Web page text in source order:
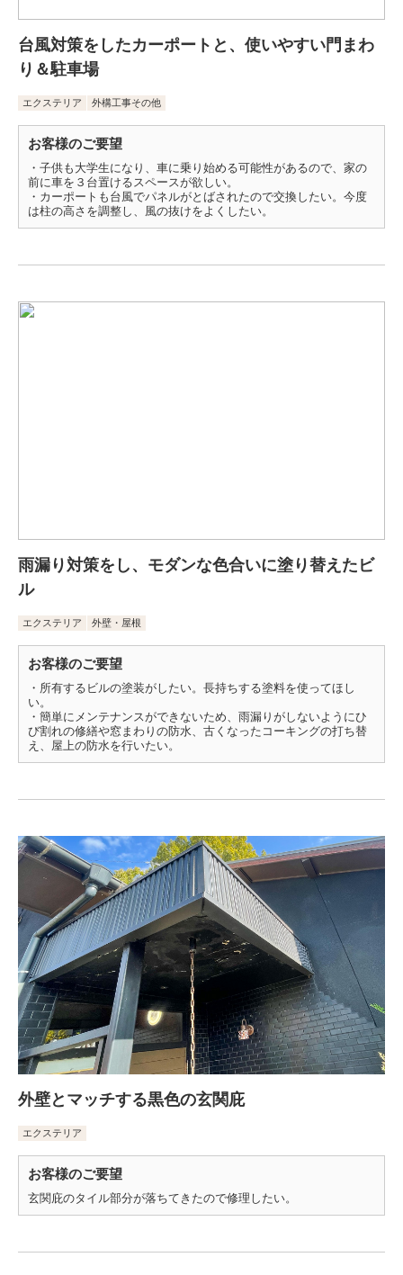
台風対策をしたカーポートと、使いやすい門まわ
り＆駐車場
エクステリア 外構工事その他
お客様のご要望
・子供も大学生になり、車に乗り始める可能性があるので、家の
前に車を３台置けるスペースが欲しい。
・カーポートも台風でパネルがとばされたので交換したい。今度
は柱の高さを調整し、風の抜けをよくしたい。
雨漏り対策をし、モダンな色合いに塗り替えたビ
ル
エクステリア 外壁・屋根
お客様のご要望
・所有するビルの塗装がしたい。長持ちする塗料を使ってほし
い。
・簡単にメンテナンスができないため、雨漏りがしないようにひ
び割れの修繕や窓まわりの防水、古くなったコーキングの打ち替
え、屋上の防水を行いたい。
外壁とマッチする黒色の玄関庇
エクステリア
お客様のご要望
玄関庇のタイル部分が落ちてきたので修理したい。